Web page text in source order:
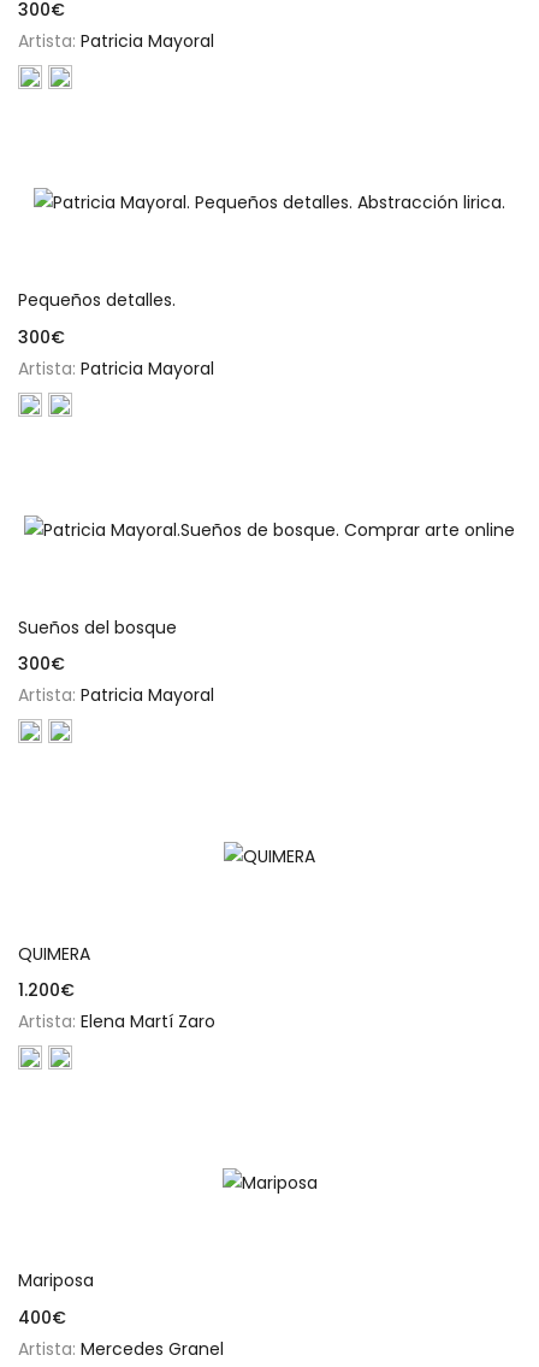
300€
Artista: Patricia Mayoral
Pequeños detalles.
300€
Artista: Patricia Mayoral
Sueños del bosque
300€
Artista: Patricia Mayoral
QUIMERA
1.200€
Artista: Elena Martí Zaro
Mariposa
400€
Artista: Mercedes Granel